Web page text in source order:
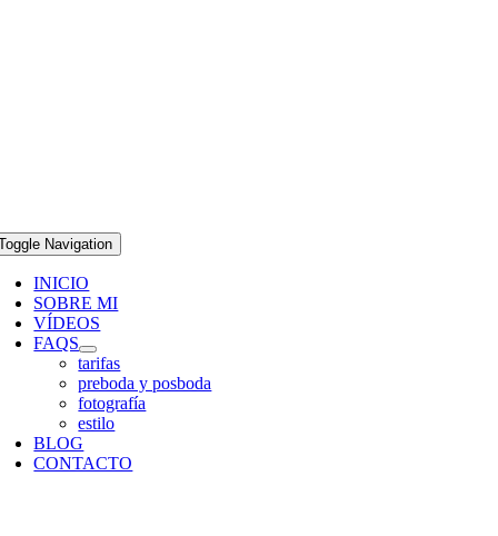
Navigation
INICIO
SOBRE MI
VÍDEOS
FAQS
tarifas
preboda y posboda
fotografía
estilo
BLOG
CONTACTO